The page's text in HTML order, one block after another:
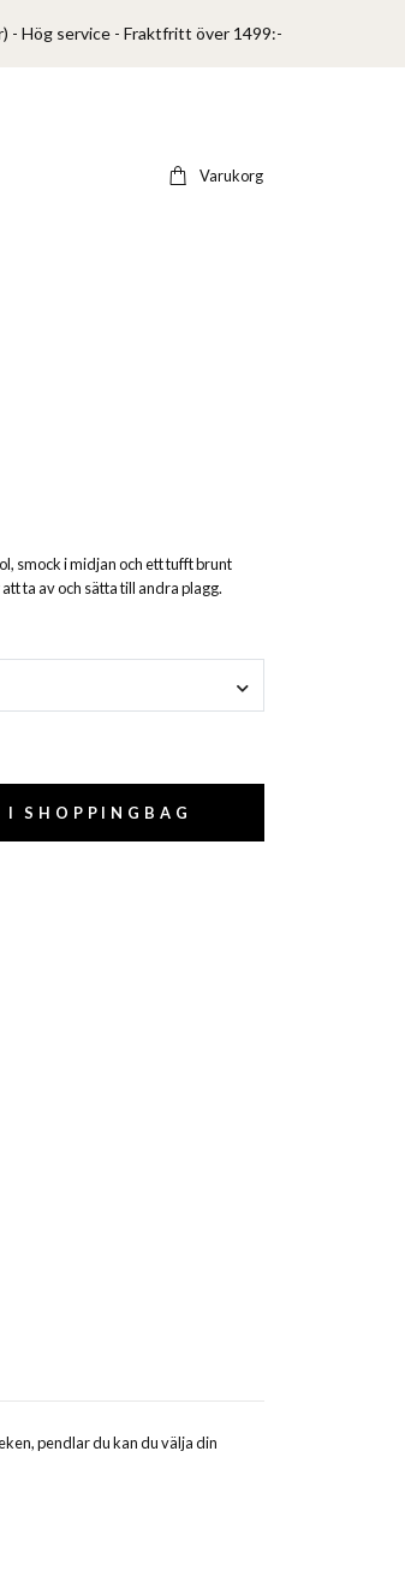
- Hög service - Fraktfritt över 1499:-
Varukorg
smock i midjan och ett tufft brunt
ta av och sätta till andra plagg.
I SHOPPINGBAG
pendlar du kan du välja din